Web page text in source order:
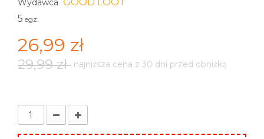
Wydawca
5 egz.
26,99 zł
29,99 zł najniższa cena z 30 dni przed obniżką